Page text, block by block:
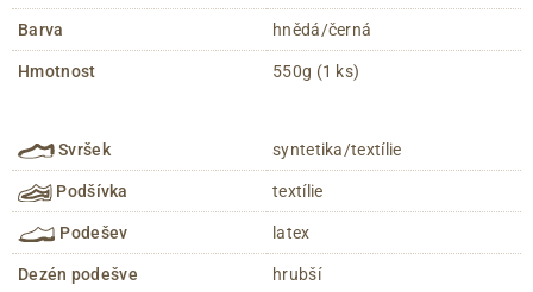
Barva hnědá/černá
Hmotnost 550g (1 ks)
Svršek syntetika/textílie
Podšívka textílie
Podešev latex
Dezén podešve hrubší